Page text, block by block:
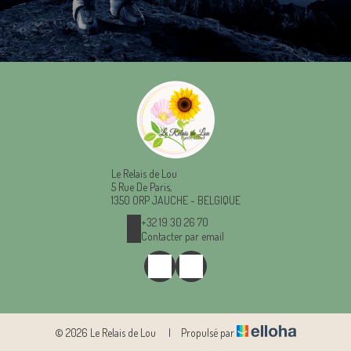
Le Relais de Lou
5 Rue De Paris,
1350 ORP JAUCHE - BELGIQUE
+32 19 30 26 70
Contacter par email
© 2026 Le Relais de Lou | Propulsé par